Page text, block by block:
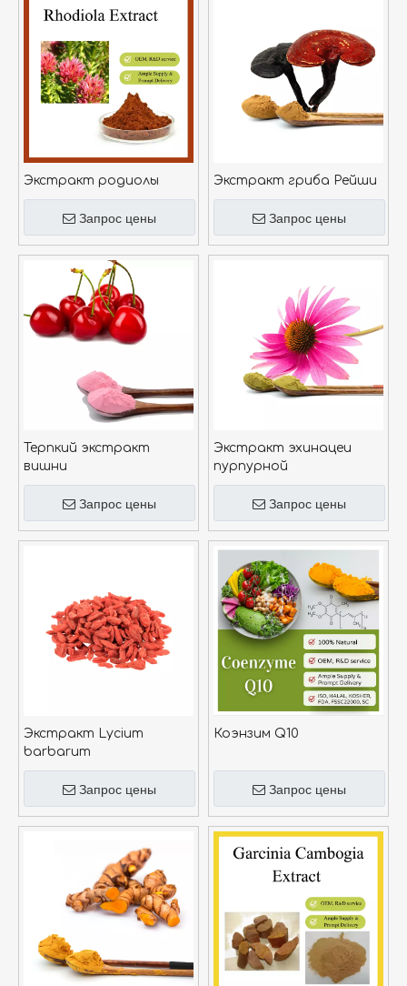
Экстракт родиолы
Запрос цены
Экстракт гриба Рейши
Запрос цены
Терпкий экстракт
вишни
Запрос цены
Экстракт эхинацеи
пурпурной
Запрос цены
Экстракт Lycium
barbarum
Запрос цены
Коэнзим Q10
Запрос цены